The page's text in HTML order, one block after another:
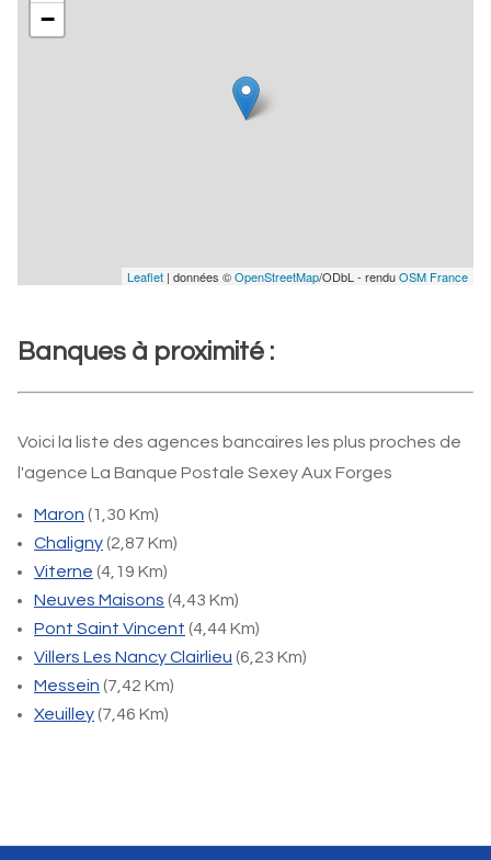
−
Leaflet | données ©OpenStreetMap/ODbL - renduOSM France
Banques à proximité :
Voici la liste des agences bancaires les plus proches de
l'agence La Banque Postale Sexey Aux Forges
Maron (1,30 Km)
Chaligny(2,87 Km)
Viterne (4,19 Km)
Neuves Maisons (4,43 Km)
Pont Saint Vincent (4,44 Km)
Villers Les Nancy Clairlieu (6,23 Km)
Messein (7,42 Km)
Xeuilley(7,46 Km)